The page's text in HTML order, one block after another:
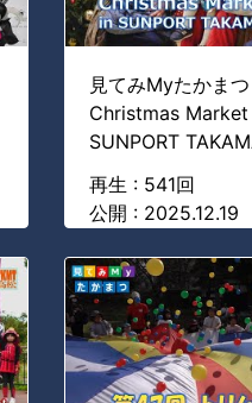
見てみMyたかま
Christmas
SUNPORT
再生 : 541回
公開 : 2025.12.19